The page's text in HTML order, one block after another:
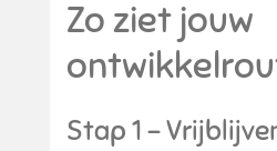
Zo ziet jouw
Stap 1 –